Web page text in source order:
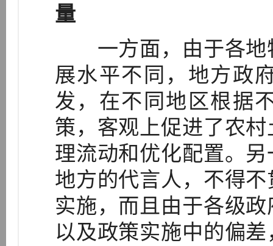
量
一方面，由于各地
展水平不同，地方政
发，在不同地区根据
策，客观上促进了农
理流动和优化配置。
地方的代言人，不得
实施，而且由于各级
以及政策实施中的偏